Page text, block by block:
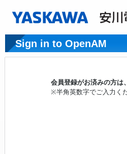
Sign in to OpenAM
会員登録がお済みの方
※半角英数字でご入力く